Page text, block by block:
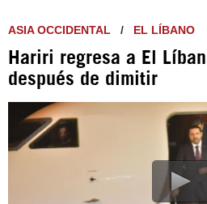
https://
WhatsApp y
Instagram
https://
ASIA OCCIDENTAL / EL LÍBANO
Hariri regresa a El
después de dimitir